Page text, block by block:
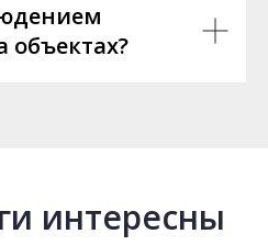
объектах?
интересны